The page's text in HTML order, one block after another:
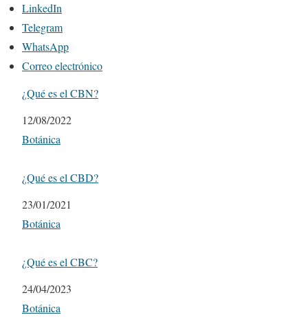
LinkedIn
Telegram
WhatsApp
Correo electrónico
¿Qué es el CBN?
Fecha
12/08/2022
Respecto a
Botánica
¿Qué es el CBD?
Fecha
23/01/2021
Respecto a
Botánica
¿Qué es el CBC?
Fecha
24/04/2023
Respecto a
Botánica